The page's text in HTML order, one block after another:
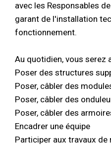
avec les Responsables
garant de l'installation
fonctionnement.
Au quotidien, vous serez
Poser des structures
Poser, câbler des
Poser, câbler des
Poser, câbler des
Encadrer une équipe
Participer aux travaux de